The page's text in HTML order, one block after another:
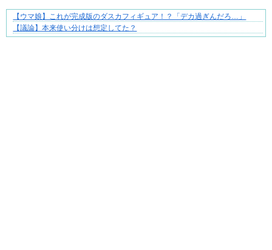
三十路女子の仕事と恋、その先にあった本音
【ウマ娘】これが完成版のダスカフィギュア！？「デカ過ぎんだろ…」
【議論】本来使い分けは想定してた？